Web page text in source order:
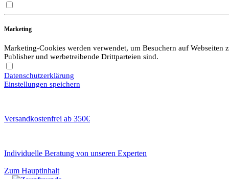
Marketing
Marketing-Cookies werden verwendet, um Besuchern auf
Publisher und werbetreibende Drittparteien sind.
Datenschutzerklärung
Einstellungen speichern
Versandkostenfrei ab 350€
Individuelle Beratung von unseren Experten
Zum Hauptinhalt